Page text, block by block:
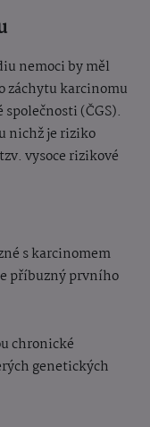
nemoci by měl
záchytu karcinomu
(ČGS).
nichž je riziko
vysoce rizikové
s karcinomem
příbuzný prvního
chronické
genetických